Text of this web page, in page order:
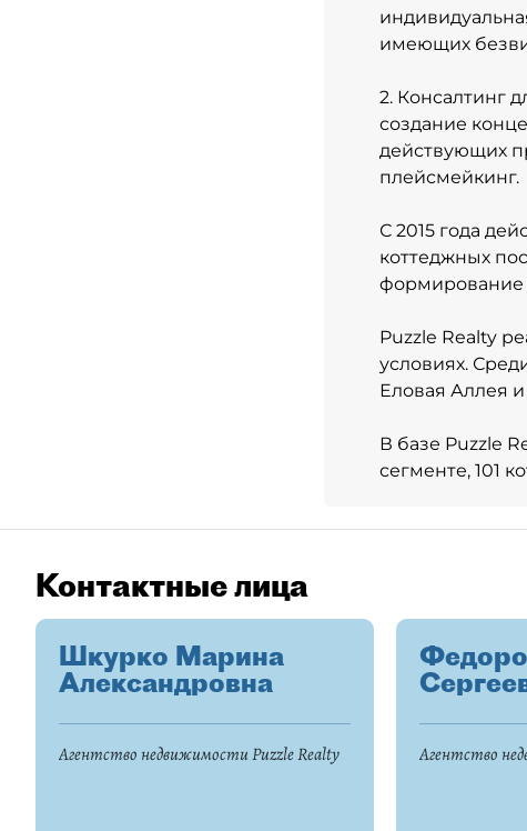
имеющих
2. Консалтинг
создание
действующих
плейсмейкинг.
С 2015 года
коттеджных
формирование
Puzzle Realty
условиях.
Еловая Аллея и
В базе Puzzle
сегменте, 101
Контактные лица
Шкурко Марина
Александровна
Агентство недвижимости Puzzle Realty Агентство